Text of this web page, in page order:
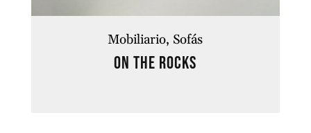
Mobiliario Sofás
ON THE ROCKS